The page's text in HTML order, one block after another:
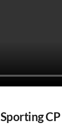
Sporting CP